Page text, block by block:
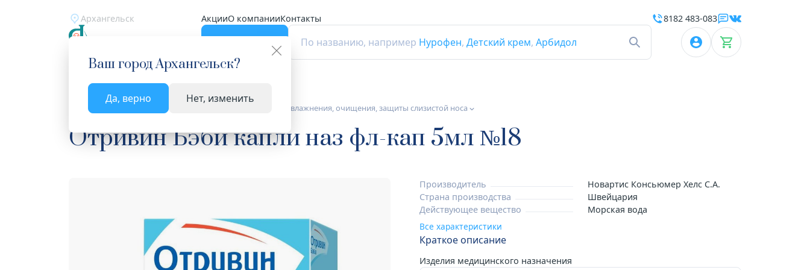
Архангельск АкцииО компанииКонтакты
По названию, например Нурофен, Детский крем, Арбидол
Ваш городАрхангельск?
Да, верно Нет, изменить
8182 483-083
Главная Каталог Лекарства и БАД Средства для увлажнения, очищения, защиты слизистой носа
Отривин Бэби капли наз фл-кап 5мл №18
Производитель
Новартис Консьюмер Хелс С.А.
Страна производства
Швейцария
Действующее вещество
Морская вода
Все характеристики
Краткое описание
Изделия медицинского назначения